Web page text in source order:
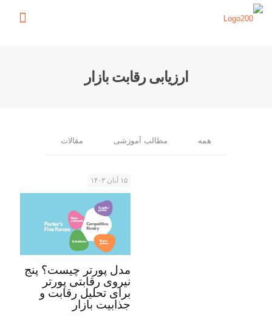
ارزیابی رقابت بازار
همه مطالب آموزشی مقالات
۱۵ آبان ۱۴۰۳
مدل پورتر چیست؟ پنج
نیروی رقابتی پورتر
برای تحلیل رقابت و
جذابیت بازار